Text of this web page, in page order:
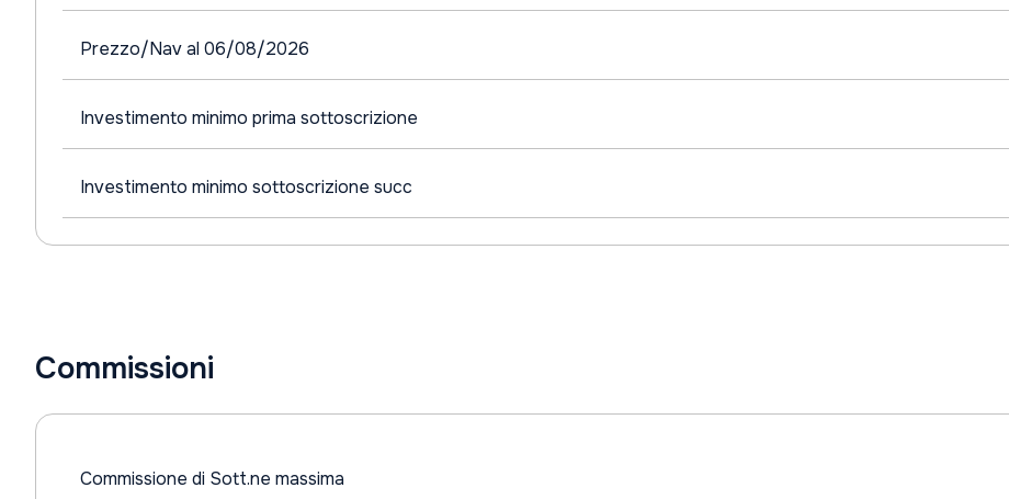
Prezzo/Nav al 06/08/2026
Investimento minimo prima sottoscrizione
Investimento minimo sottoscrizione succ
Commissioni
Commissione di Sott.ne massima